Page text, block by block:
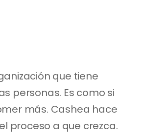
que tiene
personas. Es como si
más. Cashea hace
proceso a que crezca.